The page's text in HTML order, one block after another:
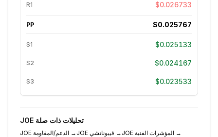
R1 $0.026733
PP $0.025767
S1 $0.025133
S2 $0.024167
S3 $0.023533
JOE تحليلات ذات صلة
JOE الدعم/المقاومة → JOE فيبوناتشي → JOE المؤشرات الفنية →